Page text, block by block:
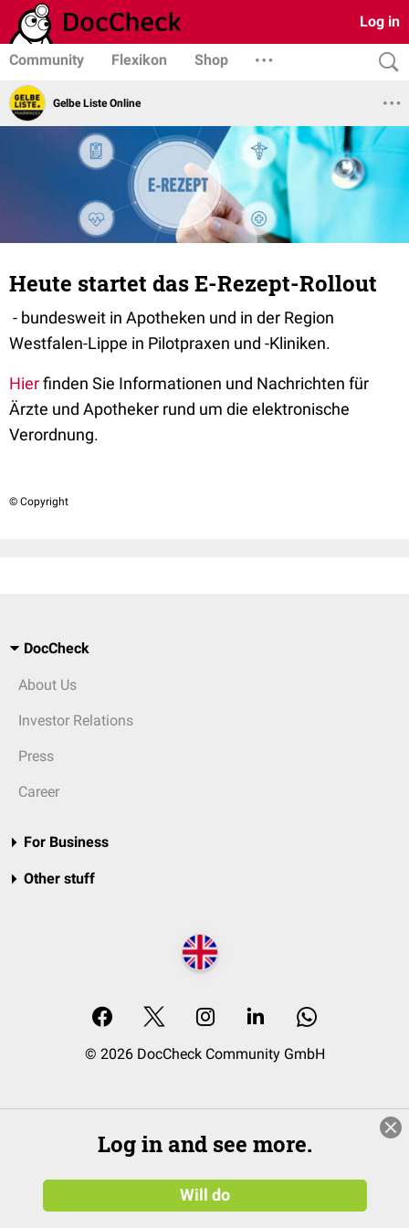
Log in
Community Flexikon Shop
Gelbe Liste Online
Heute startet das E-Rezept-Rollout
- bundesweit in Apotheken und in der Region
Westfalen-Lippe in Pilotpraxen und -Kliniken.
Hierfinden Sie Informationen und Nachrichten für
Ärzte und Apotheker rund um die elektronische
Verordnung.
© Copyright
DocCheck
About Us
Investor Relations
Press
Career
For Business
Other stuff
© 2026 DocCheck Community GmbH
Log in and see more.
Will do